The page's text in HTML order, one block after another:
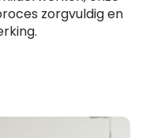
zorgvuldig en